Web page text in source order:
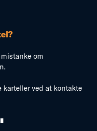
om
ved at kontakte